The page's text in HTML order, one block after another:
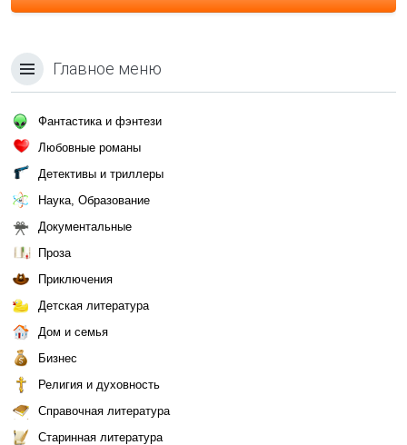
Главное меню
Фантастика и фэнтези
Любовные романы
Детективы и триллеры
Наука, Образование
Документальные
Проза
Приключения
Детская литература
Дом и семья
Бизнес
Религия и духовность
Справочная литература
Старинная литература